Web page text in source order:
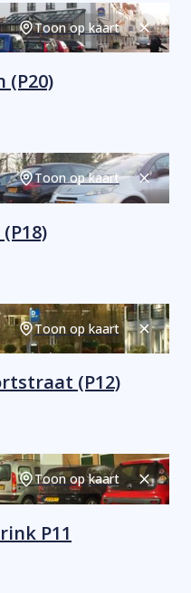
Toon op kaart Sluiten
(P20)
Toon op kaart Sluiten
Toon op kaart Sluiten
(P12)
Toon op kaart Sluiten
P11